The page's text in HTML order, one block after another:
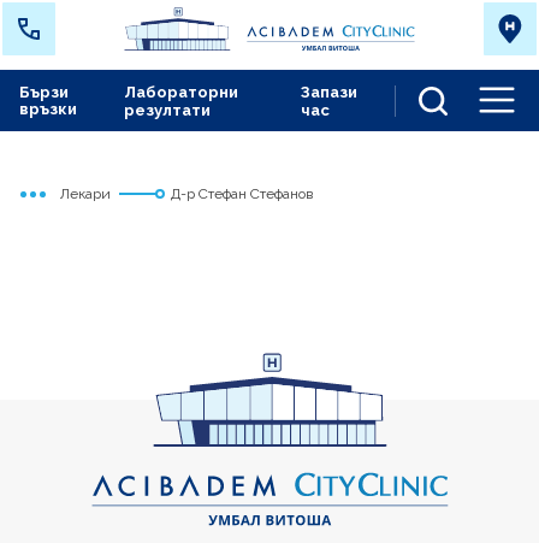
Лабораторни
резултати
Запази
час
Бързи
връзки
Начало
Сърдечно съдов център
Лекари Д-р Стефан Стефанов